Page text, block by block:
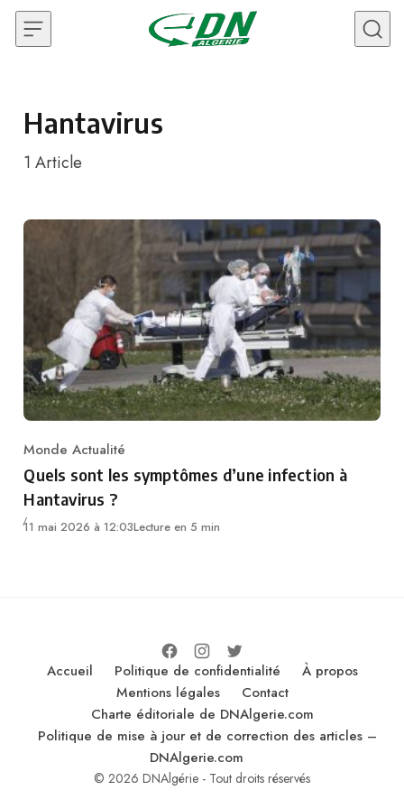
Skip to content
Hantavirus
1 Article
Category
Monde Actualité
Quels sont les symptômes d’une infection à
Hantavirus ?
11 mai 2026 à 12:03Lecture en 5 min
Accueil Politique de confidentialité
À propos
Mentions légales
Contact
Charte éditoriale de DNAlgerie.com
Politique de mise à jour et de correction des articles –
DNAlgerie.com
© 2026 DNAlgérie - Tout droits réservés